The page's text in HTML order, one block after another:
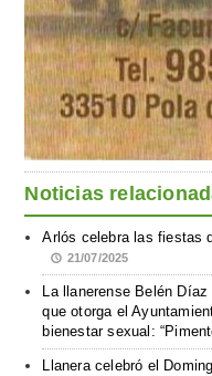
Noticias
Arlós celebra las fiestas
21/07/2025
La llanerense Belén
que otorga el
bienestar sexual:
Llanera celebró el